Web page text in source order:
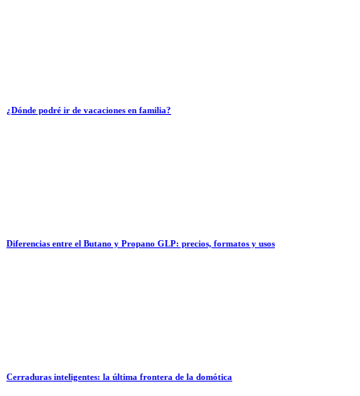
¿Dónde podré ir de vacaciones en familia?
Diferencias entre el Butano y Propano GLP: precios, formatos y usos
Cerraduras inteligentes: la última frontera de la domótica